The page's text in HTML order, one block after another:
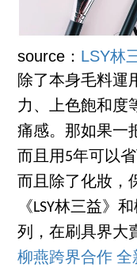
source： LSY林
除了本身毛料運
力、上色飽和度
痛感。那如果一
而且用5年可以
而且除了化妝，
《LSY林三益》
列，在刷具界大
柳燕跨界合作